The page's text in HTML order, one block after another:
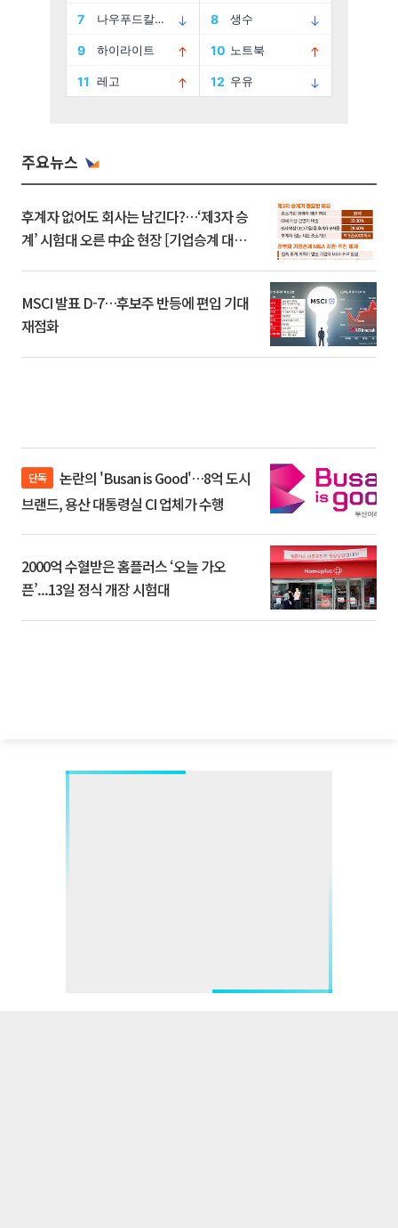
주요뉴스
후계자 없어도 회사는 남긴다?…‘제3자 승
계’ 시험대 오른 中企 현장 [기업승계 대전
MSCI 발표 D-7…후보주 반등에 편입 기대
재점화
단독
브랜드, 용산 대통령실 CI 업체가 수행
2000억 수혈받은 홈플러스 ‘오늘 가오
픈’...13일 정식 개장 시험대